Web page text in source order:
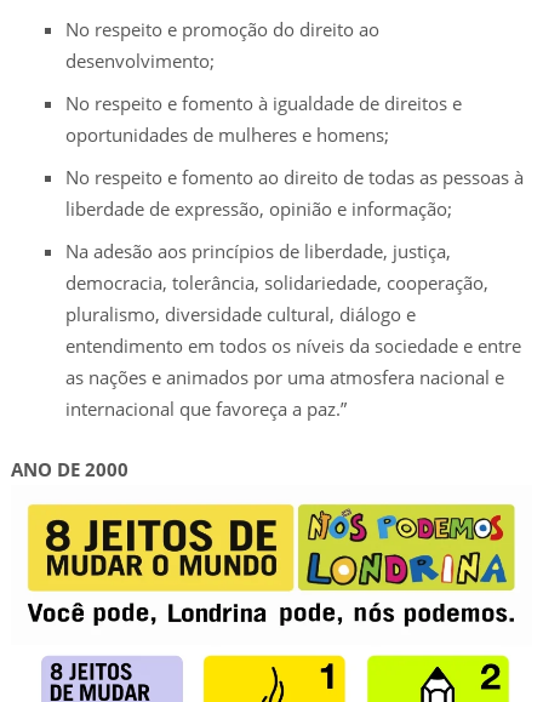
No respeito e promoção do direito ao
desenvolvimento;
No respeito e fomento à igualdade de direitos e
oportunidades de mulheres e homens;
No respeito e fomento ao direito de todas as pessoas à
liberdade de expressão, opinião e informação;
Na adesão aos princípios de liberdade, justiça,
democracia, tolerância, solidariedade, cooperação,
pluralismo, diversidade cultural, diálogo e
entendimento em todos os níveis da sociedade e entre
as nações e animados por uma atmosfera nacional e
internacional que favoreça a paz.”
ANO DE 2000